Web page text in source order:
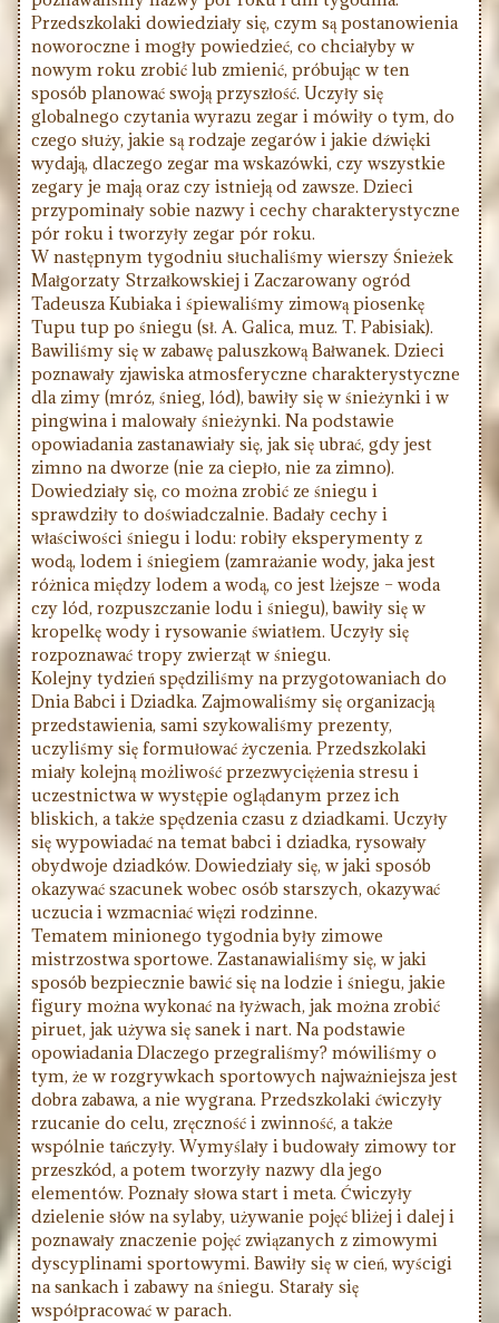
Przedszkolaki dowiedziały się, czym są postanowienia
noworoczne i mogły powiedzieć, co chciałyby w
nowym roku zrobić lub zmienić, próbując w ten
sposób planować swoją przyszłość. Uczyły się
globalnego czytania wyrazu zegar i mówiły o tym, do
czego służy, jakie są rodzaje zegarów i jakie dźwięki
wydają, dlaczego zegar ma wskazówki, czy wszystkie
zegary je mają oraz czy istnieją od zawsze. Dzieci
przypominały sobie nazwy i cechy charakterystyczne
pór roku i tworzyły zegar pór roku.
W następnym tygodniu słuchaliśmy wierszy Śnieżek
Małgorzaty Strzałkowskiej i Zaczarowany ogród
Tadeusza Kubiaka i śpiewaliśmy zimową piosenkę
Tupu tup po śniegu (sł. A. Galica, muz. T. Pabisiak).
Bawiliśmy się w zabawę paluszkową Bałwanek. Dzieci
poznawały zjawiska atmosferyczne charakterystyczne
dla zimy (mróz, śnieg, lód), bawiły się w śnieżynki i w
pingwina i malowały śnieżynki. Na podstawie
opowiadania zastanawiały się, jak się ubrać, gdy jest
zimno na dworze (nie za ciepło, nie za zimno).
Dowiedziały się, co można zrobić ze śniegu i
sprawdziły to doświadczalnie. Badały cechy i
właściwości śniegu i lodu: robiły eksperymenty z
wodą, lodem i śniegiem (zamrażanie wody, jaka jest
różnica między lodem a wodą, co jest lżejsze – woda
czy lód, rozpuszczanie lodu i śniegu), bawiły się w
kropelkę wody i rysowanie światłem. Uczyły się
rozpoznawać tropy zwierząt w śniegu.
Kolejny tydzień spędziliśmy na przygotowaniach do
Dnia Babci i Dziadka. Zajmowaliśmy się organizacją
przedstawienia, sami szykowaliśmy prezenty,
uczyliśmy się formułować życzenia. Przedszkolaki
miały kolejną możliwość przezwyciężenia stresu i
uczestnictwa w występie oglądanym przez ich
bliskich, a także spędzenia czasu z dziadkami. Uczyły
się wypowiadać na temat babci i dziadka, rysowały
obydwoje dziadków. Dowiedziały się, w jaki sposób
okazywać szacunek wobec osób starszych, okazywać
uczucia i wzmacniać więzi rodzinne.
Tematem minionego tygodnia były zimowe
mistrzostwa sportowe. Zastanawialiśmy się, w jaki
sposób bezpiecznie bawić się na lodzie i śniegu, jakie
figury można wykonać na łyżwach, jak można zrobić
piruet, jak używa się sanek i nart. Na podstawie
opowiadania Dlaczego przegraliśmy? mówiliśmy o
tym, że w rozgrywkach sportowych najważniejsza jest
dobra zabawa, a nie wygrana. Przedszkolaki ćwiczyły
rzucanie do celu, zręczność i zwinność, a także
wspólnie tańczyły. Wymyślały i budowały zimowy tor
przeszkód, a potem tworzyły nazwy dla jego
elementów. Poznały słowa start i meta. Ćwiczyły
dzielenie słów na sylaby, używanie pojęć bliżej i dalej i
poznawały znaczenie pojęć związanych z zimowymi
dyscyplinami sportowymi. Bawiły się w cień, wyścigi
na sankach i zabawy na śniegu. Starały się
współpracować w parach.